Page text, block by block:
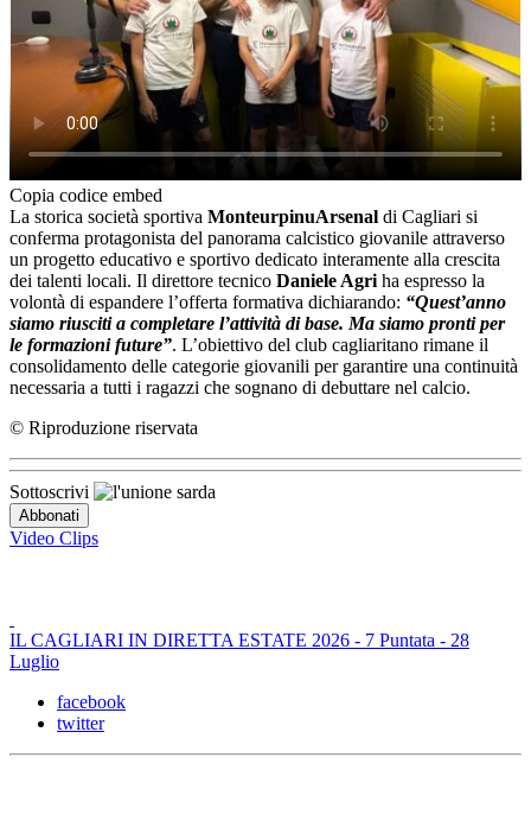
Copia codice embed
La storica società sportiva MonteurpinuArsenal di Cagliari si
conferma protagonista del panorama calcistico giovanile attraverso
un progetto educativo e sportivo dedicato interamente alla crescita
dei talenti locali. Il direttore tecnico Daniele Agri ha espresso la
volontà di espandere l’offerta formativa dichiarando: “Quest’anno
siamo riusciti a completare l’attività di base. Ma siamo pronti per
le formazioni future”. L’obiettivo del club cagliaritano rimane il
consolidamento delle categorie giovanili per garantire una continuità
necessaria a tutti i ragazzi che sognano di debuttare nel calcio.
© Riproduzione riservata
Sottoscrivi
Video Clips
IL CAGLIARI IN DIRETTA ESTATE 2026 - 7 Puntata - 28
Luglio
facebook
twitter